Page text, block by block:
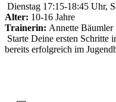
Dienstag 17:15-18:45 Uhr,
Alter: 10-16 Jahre
Trainerin: Annette Bäumler
Starte Deine ersten Schritte
bereits erfolgreich im